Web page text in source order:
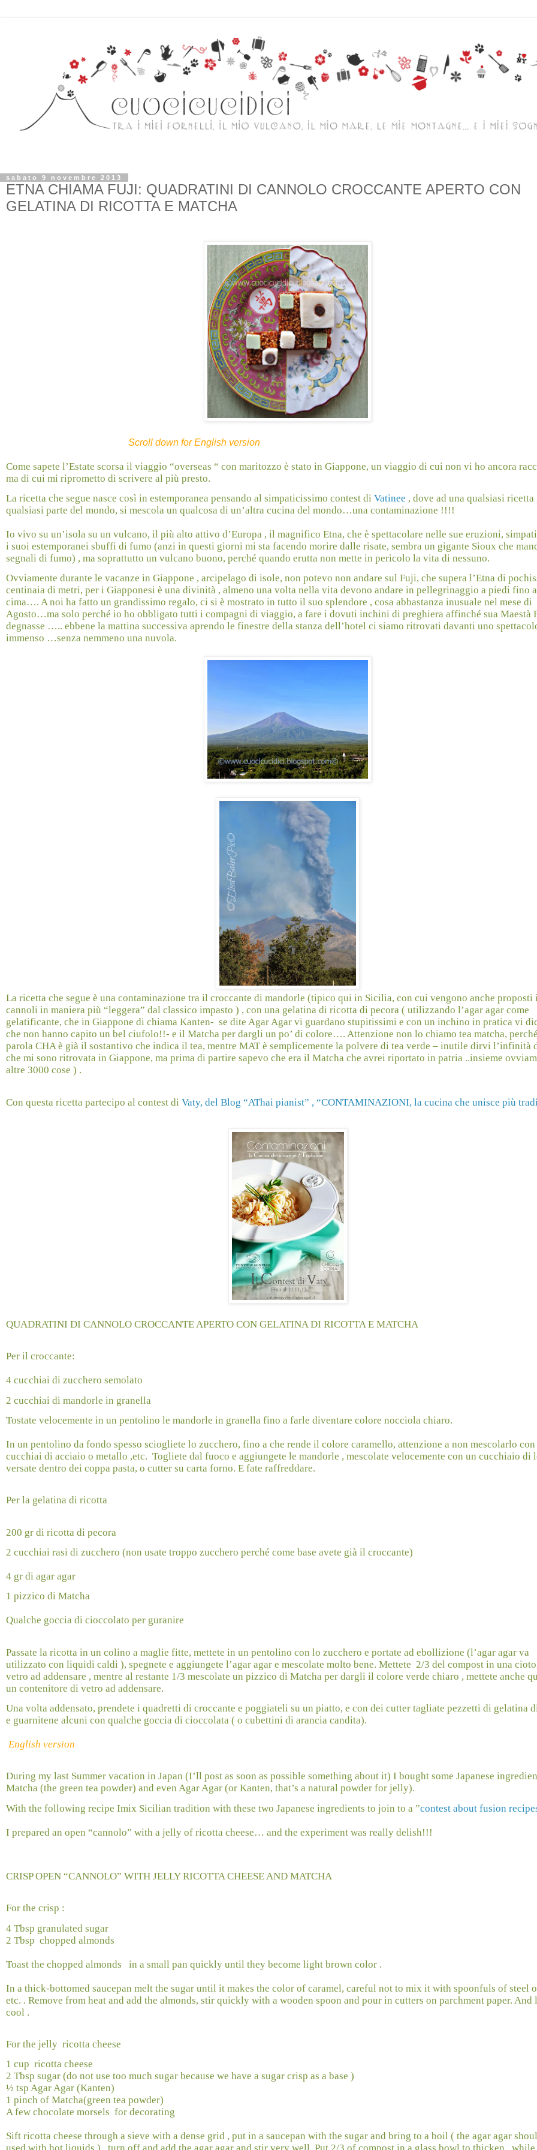
sabato 9 novembre 2013
ETNA CHIAMA FUJI: QUADRATINI DI CANNOLO CROCCANTE APERTO CON
GELATINA DI RICOTTA E MATCHA
Scroll down for English version
Come sapete l’Estate scorsa il viaggio “overseas “ con maritozzo è stato in Giappone, un viaggio di cui non vi ho ancora
ma di cui mi riprometto di scrivere al più presto.
La ricetta che segue nasce così in estemporanea pensando al simpaticissimo contest di Vatinee , dove ad una qualsiasi ricetta
qualsiasi parte del mondo, si mescola un qualcosa di un’altra cucina del mondo…una contaminazione !!!!
Io vivo su un’isola su un vulcano, il più alto attivo d’Europa , il magnifico Etna, che è spettacolare nelle sue eruzioni,
i suoi estemporanei sbuffi di fumo (anzi in questi giorni mi sta facendo morire dalle risate, sembra un gigante Sioux che
segnali di fumo) , ma soprattutto un vulcano buono, perché quando erutta non mette in pericolo la vita di nessuno.
Ovviamente durante le vacanze in Giappone , arcipelago di isole, non potevo non andare sul Fuji, che supera l’Etna di
centinaia di metri, per i Giapponesi è una divinità , almeno una volta nella vita devono andare in pellegrinaggio a piedi fino
cima…. A noi ha fatto un grandissimo regalo, ci si è mostrato in tutto il suo splendore , cosa abbastanza inusuale nel mese di
Agosto…ma solo perché io ho obbligato tutti i compagni di viaggio, a fare i dovuti inchini di preghiera affinché sua Maestà
degnasse ….. ebbene la mattina successiva aprendo le finestre della stanza dell’hotel ci siamo ritrovati davanti uno
immenso …senza nemmeno una nuvola.
La ricetta che segue è una contaminazione tra il croccante di mandorle (tipico qui in Sicilia, con cui vengono anche proposti
cannoli in maniera più “leggera” dal classico impasto ) , con una gelatina di ricotta di pecora ( utilizzando l’agar agar come
gelatificante, che in Giappone di chiama Kanten- se dite Agar Agar vi guardano stupitissimi e con un inchino in pratica vi
che non hanno capito un bel ciufolo!!- e il Matcha per dargli un po’ di colore…. Attenzione non lo chiamo tea matcha,
parola CHA è già il sostantivo che indica il tea, mentre MAT è semplicemente la polvere di tea verde – inutile dirvi l’infinità
che mi sono ritrovata in Giappone, ma prima di partire sapevo che era il Matcha che avrei riportato in patria ..insieme
altre 3000 cose ) .
Con questa ricetta partecipo al contest di Vaty, del Blog “AThai pianist” , “CONTAMINAZIONI, la cucina che unisce più
QUADRATINI DI CANNOLO CROCCANTE APERTO CON GELATINA DI RICOTTA E MATCHA
Per il croccante:
4 cucchiai di zucchero semolato
2 cucchiai di mandorle in granella
Tostate velocemente in un pentolino le mandorle in granella fino a farle diventare colore nocciola chiaro.
In un pentolino da fondo spesso sciogliete lo zucchero, fino a che rende il colore caramello, attenzione a non mescolarlo con
cucchiai di acciaio o metallo ,etc. Togliete dal fuoco e aggiungete le mandorle , mescolate velocemente con un cucchiaio di
versate dentro dei coppa pasta, o cutter su carta forno. E fate raffreddare.
Per la gelatina di ricotta
200 gr di ricotta di pecora
2 cucchiai rasi di zucchero (non usate troppo zucchero perché come base avete già il croccante)
4 gr di agar agar
1 pizzico di Matcha
Qualche goccia di cioccolato per guranire
Passate la ricotta in un colino a maglie fitte, mettete in un pentolino con lo zucchero e portate ad ebollizione (l’agar agar va
utilizzato con liquidi caldi ), spegnete e aggiungete l’agar agar e mescolate molto bene. Mettete 2/3 del compost in una
vetro ad addensare , mentre al restante 1/3 mescolate un pizzico di Matcha per dargli il colore verde chiaro , mettete anche
un contenitore di vetro ad addensare.
Una volta addensato, prendete i quadretti di croccante e poggiateli su un piatto, e con dei cutter tagliate pezzetti di gelatina
e guarnitene alcuni con qualche goccia di cioccolata ( o cubettini di arancia candita).
English version
During my last Summer vacation in Japan (I’ll post as soon as possible something about it) I bought some Japanese
Matcha (the green tea powder) and even Agar Agar (or Kanten, that’s a natural powder for jelly).
With the following recipe Imix Sicilian tradition with these two Japanese ingredients to join to a ”contest about fusion
I prepared an open “cannolo” with a jelly of ricotta cheese… and the experiment was really delish!!!
CRISP OPEN “CANNOLO” WITH JELLY RICOTTA CHEESE AND MATCHA
For the crisp :
4 Tbsp granulated sugar
2 Tbsp chopped almonds
Toast the chopped almonds in a small pan quickly until they become light brown color .
In a thick-bottomed saucepan melt the sugar until it makes the color of caramel, careful not to mix it with spoonfuls of steel
etc. . Remove from heat and add the almonds, stir quickly with a wooden spoon and pour in cutters on parchment paper. And
cool .
For the jelly ricotta cheese
1 cup ricotta cheese
2 Tbsp sugar (do not use too much sugar because we have a sugar crisp as a base )
½ tsp Agar Agar (Kanten)
1 pinch of Matcha(green tea powder)
A few chocolate morsels for decorating
Sift ricotta cheese through a sieve with a dense grid , put in a saucepan with the sugar and bring to a boil ( the agar agar